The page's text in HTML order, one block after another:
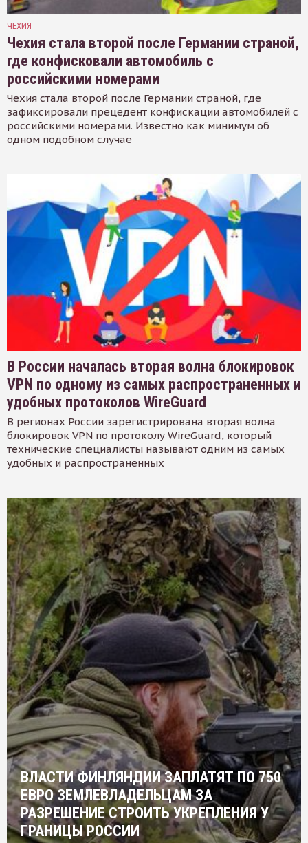
ЧЕХИЯ
Чехия стала второй после Германии страной,
где конфисковали автомобиль с
российскими номерами
Чехия стала второй после Германии страной, где
зафиксировали прецедент конфискации автомобилей с
российскими номерами. Известно как минимум об
одном подобном случае
В России началась вторая волна блокировок
VPN по одному из самых распространенных и
удобных протоколов WireGuard
В регионах России зарегистрирована вторая волна
блокировок VPN по протоколу WireGuard, который
технические специалисты называют одним из самых
удобных и распространенных
ВЛАСТИ ФИНЛЯНДИИ ЗАПЛАТЯТ ПО 750
ЕВРО ЗЕМЛЕВЛАДЕЛЬЦАМ ЗА
РАЗРЕШЕНИЕ СТРОИТЬ УКРЕПЛЕНИЯ У
ГРАНИЦЫ РОССИИ